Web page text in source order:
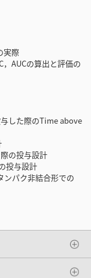
際
の算出と評価の
した際のTime above
の投与設計
投与設計
ンパク非結合形での